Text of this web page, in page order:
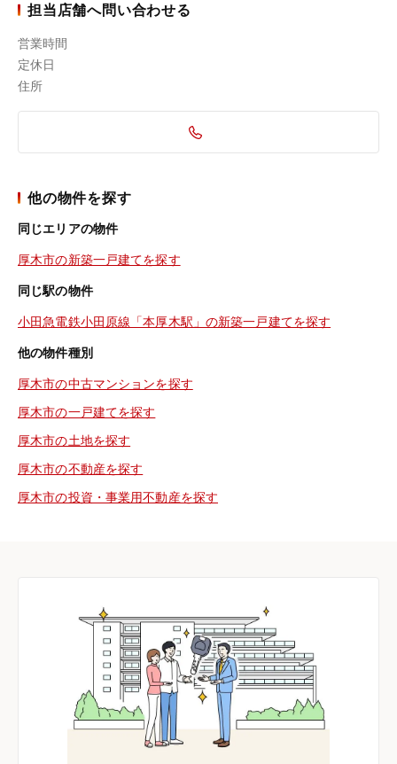
担当店舗へ問い合わせる
営業時間
定休日
住所
他の物件を探す
同じエリアの物件
厚木市の新築一戸建てを探す
同じ駅の物件
小田急電鉄小田原線「本厚木駅」の新築一戸建てを探す
他の物件種別
厚木市の中古マンションを探す
厚木市の一戸建てを探す
厚木市の土地を探す
厚木市の不動産を探す
厚木市の投資・事業用不動産を探す